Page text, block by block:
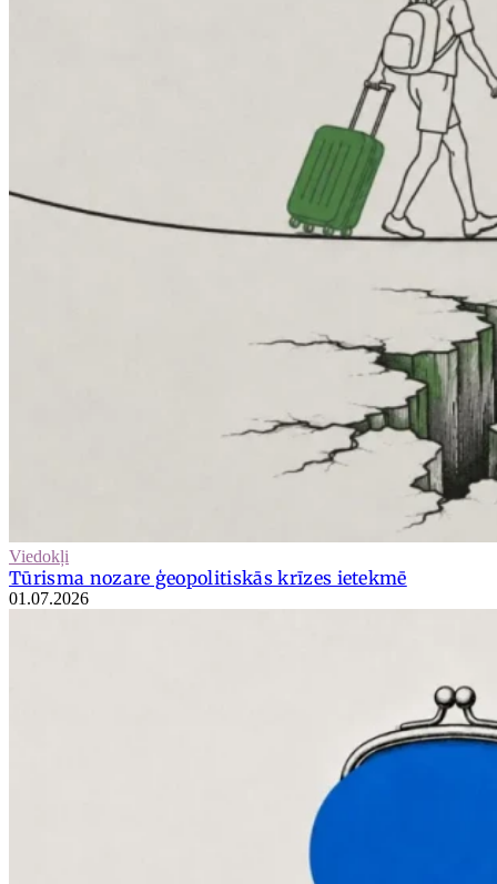
Viedokļi
Tūrisma nozare ģeopolitiskās krīzes ietekmē
01.07.2026